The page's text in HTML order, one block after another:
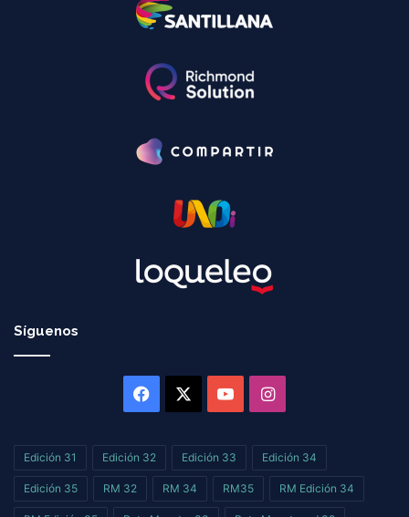
Síguenos
Facebook YouTubeInstagram
Edición 31 Edición 32 Edición 33 Edición 34
Edición 35 RM 32 RM 34 RM35 RM Edición 34